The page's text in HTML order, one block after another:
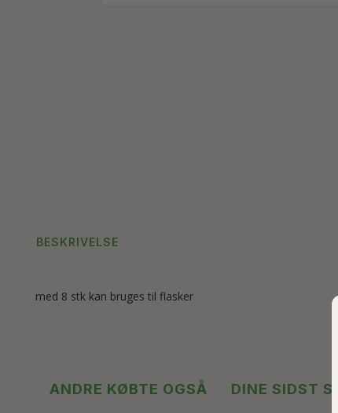
BESKRIVELSE
med 8 stk kan bruges til flasker
ANDRE KØBTE OGSÅ DINE SIDST